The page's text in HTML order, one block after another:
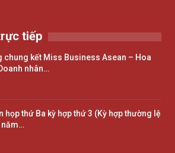
tiếp
chung kết Miss Business Asean – Hoa
nhân…
họp thứ Ba kỳ hợp thứ 3 (Kỳ hợp thường lệ